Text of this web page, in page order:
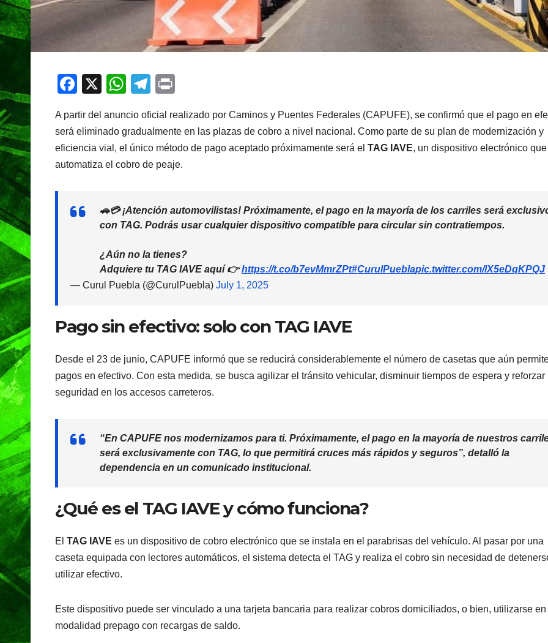
F
c
e
b
o
k
X
W
at
s
A
p
T
e
gr
a
t
A partir del anuncio oficial realizado por Caminos y Puentes Federales (CAPUFE), se confirmó que el pago en
será eliminado gradualmente en las plazas de cobro a nivel nacional. Como parte de su plan de modernización y
eficiencia vial, el único método de pago aceptado próximamente será el TAG IAVE, un dispositivo electrónico que
automatiza el cobro de peaje.
🚗💳 ¡Atención automovilistas! Próximamente, el pago en la mayoría de los carriles será
con TAG. Podrás usar cualquier dispositivo compatible para circular sin contratiempos.
¿Aún no la tienes?
Adquiere tu TAG IAVE aquí 👉https://t.co/b7evMmrZPt#CurulPueblapic.twitter.com/lX5eDqKPQJ
— Curul Puebla (@CurulPuebla) July 1, 2025
Pago sin efectivo: solo con TAG IAVE
Desde el 23 de junio, CAPUFE informó que se reducirá considerablemente el número de casetas que aún
pagos en efectivo. Con esta medida, se busca agilizar el tránsito vehicular, disminuir tiempos de espera y reforzar
seguridad en los accesos carreteros.
“En CAPUFE nos modernizamos para ti. Próximamente, el pago en la mayoría de nuestros
será exclusivamente con TAG, lo que permitirá cruces más rápidos y seguros”, detalló la
dependencia en un comunicado institucional.
¿Qué es el TAG IAVE y cómo funciona?
El TAG IAVE es un dispositivo de cobro electrónico que se instala en el parabrisas del vehículo. Al pasar por una
caseta equipada con lectores automáticos, el sistema detecta el TAG y realiza el cobro sin necesidad de
utilizar efectivo.
Este dispositivo puede ser vinculado a una tarjeta bancaria para realizar cobros domiciliados, o bien, utilizarse en
modalidad prepago con recargas de saldo.
Carmelitas
tradicional
de Ixtapa-
Zihuatanejo
30/07/2026